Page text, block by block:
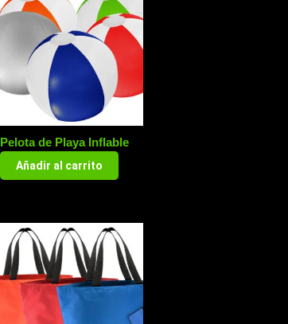
Pelota de Playa Inflable
Añadir al carrito